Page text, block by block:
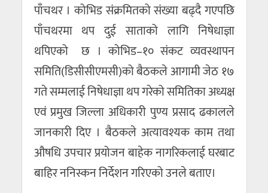
पाँचथर । कोभिड संक्रमितको संख्या बढ्दै गएपछि
पाँचथरमा थप दुई साताको लागि निषेधाज्ञा
थपिएको छ । कोभिड–१० संकट व्यवस्थापन
समिति(डिसीसीएमसी)को बैठकले आगामी जेठ १७
गते सम्मलाई निषेधाज्ञा थप गरेको समितिका अध्यक्ष
एवं प्रमुख जिल्ला अधिकारी पुण्य प्रसाद ढकालले
जानकारी दिए । बैठकले अत्यावश्यक काम तथा
औषधि उपचार प्रयोजन बाहेक नागरिकलाई घरबाट
बाहिर ननिस्कन निर्देशन गरिएको उनले बताए।